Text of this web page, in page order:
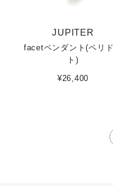
JUPITER
facetペンダント(ペリ
ト)
¥26,400